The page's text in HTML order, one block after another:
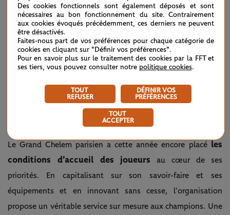
©Johan Sonnet / FFT
UN SERVICE PREMIUM POUR LES JOUEURS
Le Grand Chelem parisien a cette année encore placé les
conditions d’accueil des joueurs au cœur de ses
priorités. En capitalisant sur son savoir-faire et ses
équipements et en innovant sans cesse, l’organisation
propose un véritable service sur mesure aux champions. Une
Des cookies fonctionnels sont également déposés et sont
nécessaires au bon fonctionnement du site. Contrairement
aux cookies évoqués précédemment, ces derniers ne peuvent
être désactivés.
Faites-nous part de vos préférences pour chaque catégorie de
cookies en cliquant sur "Définir vos préférences".
Pour en savoir plus sur le traitement des cookies par la FFT et
ses tiers, vous pouvez consulter notre politique cookies.
TOUT
REFUSER
DÉFINIR VOS
PRÉFÉRENCES
TOUT
ACCEPTER